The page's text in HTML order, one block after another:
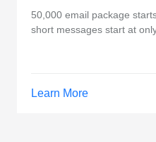
50,000 email package
short messages start at
Learn More